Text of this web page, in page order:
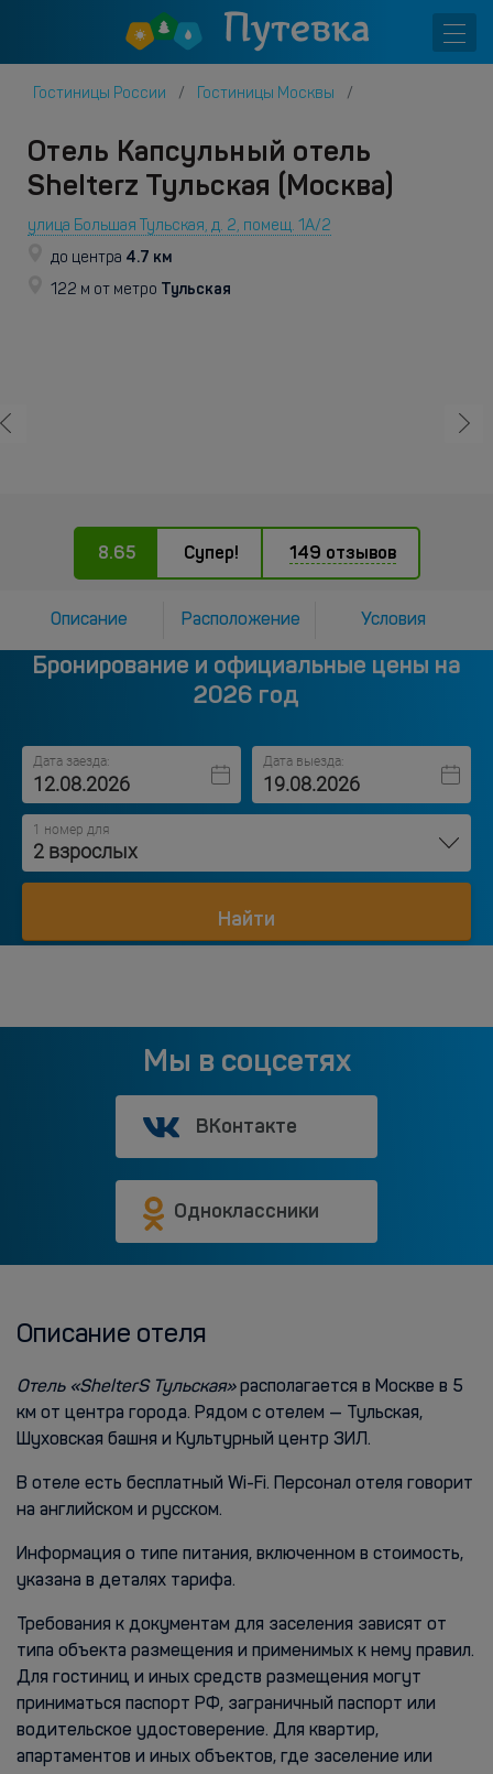
Гостиницы России Гостиницы Москвы
Отель Капсульный отель
Shelterz Тульская (Москва)
улица Большая Тульская, д. 2, помещ. 1А/2
до центра 4.7 км
122 м от метро Тульская
8.65 Супер! 149 отзывов
Описание Расположение Условия
Бронирование и официальные цены на
2026 год
Дата заезда: Дата выезда:
1 номер для
2 взрослых
Найти
Мы в соцсетях
ВКонтакте
Одноклассники
Описание отеля
Отель «ShelterS Тульская»располагается в Москве в 5
км от центра города. Рядом с отелем — Тульская,
Шуховская башня и Культурный центр ЗИЛ.
В отеле есть бесплатный Wi-Fi. Персонал отеля говорит
на английском и русском.
Информация о типе питания, включенном в стоимость,
указана в деталях тарифа.
Требования к документам для заселения зависят от
типа объекта размещения и применимых к нему правил.
Для гостиниц и иных средств размещения могут
приниматься паспорт РФ, заграничный паспорт или
водительское удостоверение. Для квартир,
апартаментов и иных объектов, где заселение или